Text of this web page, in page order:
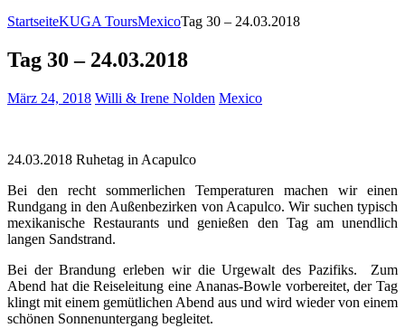
StartseiteKUGA ToursMexicoTag 30 – 24.03.2018
Tag 30 – 24.03.2018
März 24, 2018 Willi & Irene Nolden Mexico
24.03.2018 Ruhetag in Acapulco
Bei den recht sommerlichen Temperaturen machen wir einen
Rundgang in den Außenbezirken von Acapulco. Wir suchen typisch
mexikanische Restaurants und genießen den Tag am unendlich
langen Sandstrand.
Bei der Brandung erleben wir die Urgewalt des Pazifiks. Zum
Abend hat die Reiseleitung eine Ananas-Bowle vorbereitet, der Tag
klingt mit einem gemütlichen Abend aus und wird wieder von einem
schönen Sonnenuntergang begleitet.